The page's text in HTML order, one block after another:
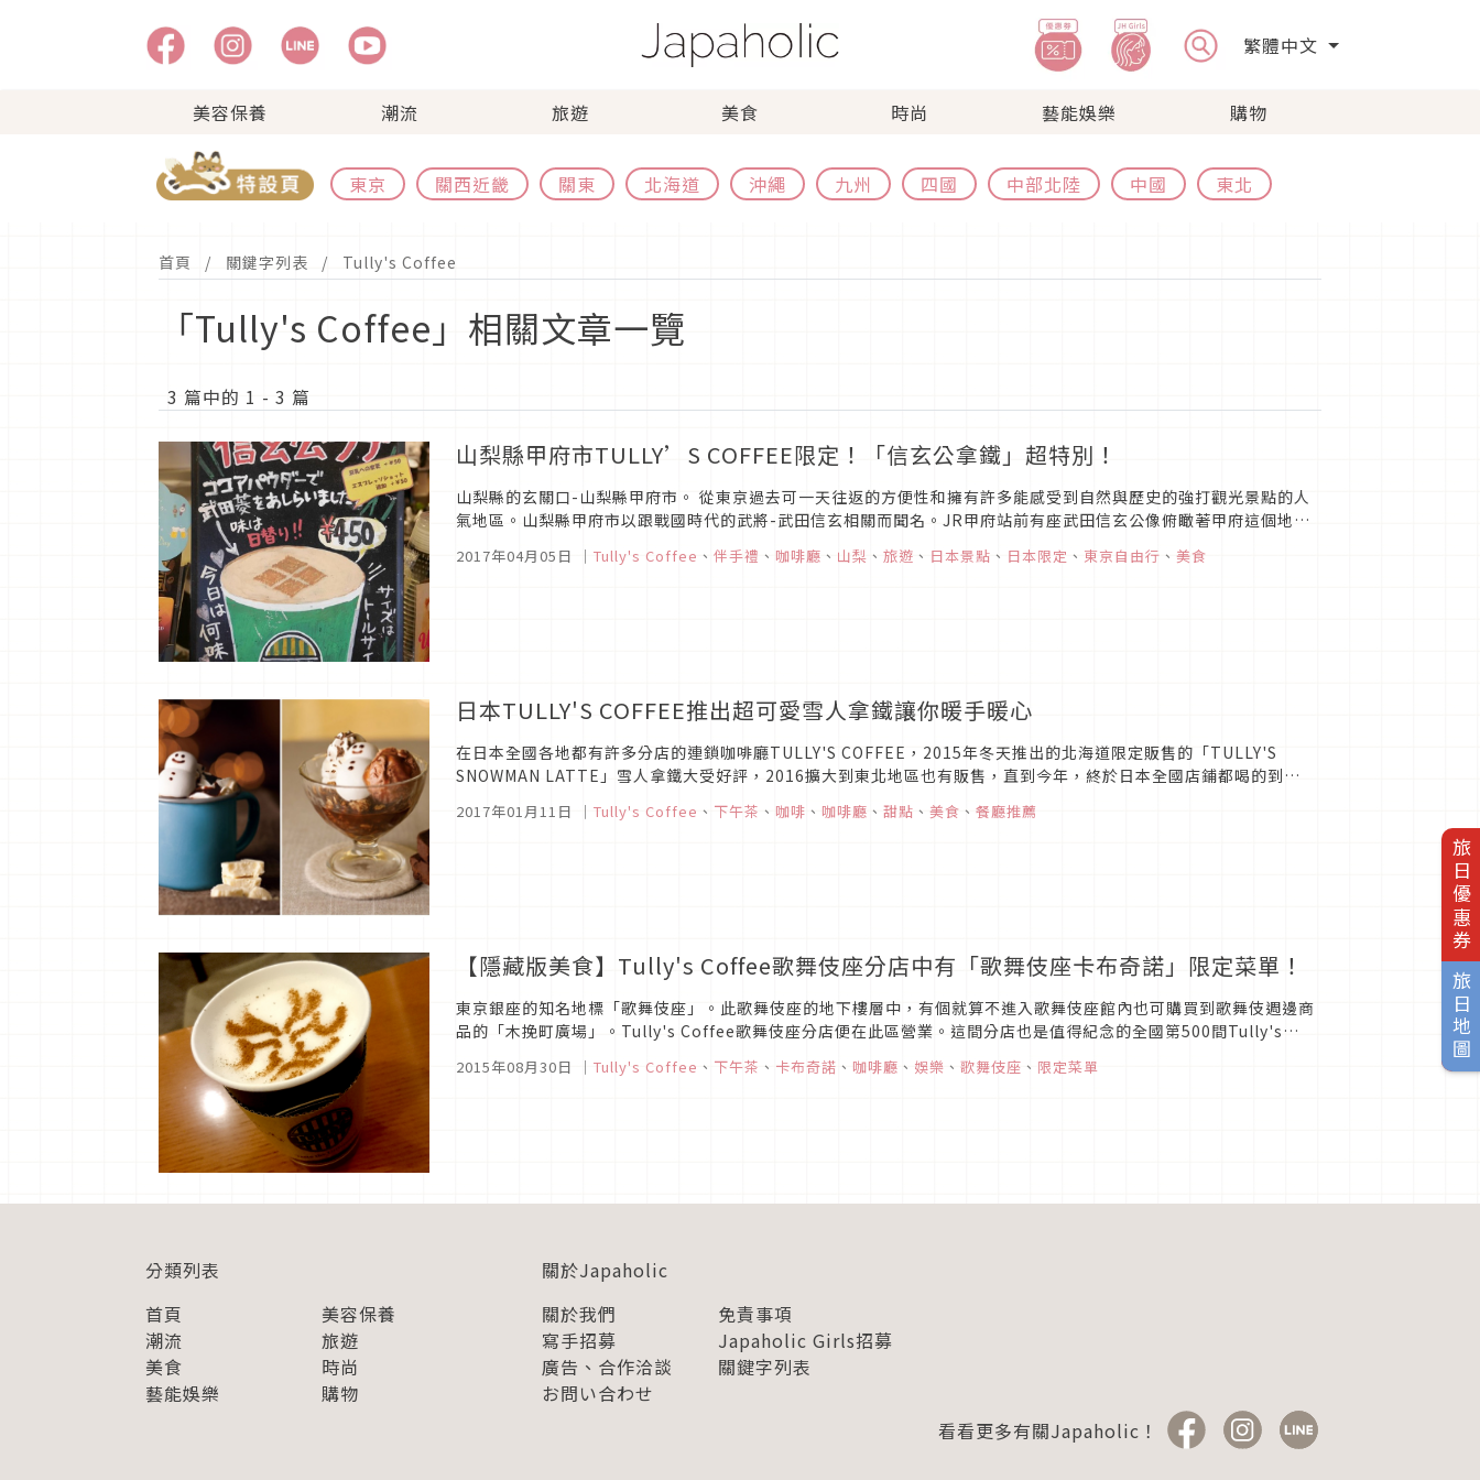
繁體中文
美容保養 潮流 旅遊 美食 時尚 藝能娛樂 購物
東京 關西近畿 關東 北海道 沖繩 九州 四國 中部北陸 中國 東北
旅日優惠券
旅日地圖
首頁 關鍵字列表 Tully's Coffee
「Tully's Coffee」相關文章一覽
3 篇中的 1 - 3 篇
山梨縣甲府市TULLY’S COFFEE限定！「信玄公拿鐵」超特別！
山梨縣的玄關口-山梨縣甲府市。 從東京過去可一天往返的方便性和擁有許多能感受到自然與歷史的強打觀光景點的人
氣地區。山梨縣甲府市以跟戰國時代的武將-武田信玄相關而聞名。JR甲府站前有座武田信玄公像俯瞰著甲府這個地
2017年04月05日 ｜ Tully's Coffee 、 伴手禮 、 咖啡廳 、 山梨 、 旅遊 、 日本景點 、 日本限定 、 東京自由行 、 美食
日本TULLY'S COFFEE推出超可愛雪人拿鐵讓你暖手暖心
在日本全國各地都有許多分店的連鎖咖啡廳TULLY'S COFFEE，2015年冬天推出的北海道限定販售的「TULLY'S
SNOWMAN LATTE」雪人拿鐵大受好評，2016擴大到東北地區也有販售，直到今年，終於日本全國店鋪都喝的到
啦！！！除了拿鐵外還新推出阿法奇朵可以享受冰淇淋的滋味。
2017年01月11日 ｜ Tully's Coffee 、 下午茶 、 咖啡 、 咖啡廳 、 甜點 、 美食 、 餐廳推薦
【隱藏版美食】Tully's Coffee歌舞伎座分店中有「歌舞伎座卡布奇諾」限定菜單！
東京銀座的知名地標「歌舞伎座」。此歌舞伎座的地下樓層中，有個就算不進入歌舞伎座館內也可購買到歌舞伎週邊商
品的「木挽町廣場」。Tully's Coffee歌舞伎座分店便在此區營業。這間分店也是值得紀念的全國第500間Tully's
Coffee分店。此店與其他分店不同，除了有與歌舞伎座相關的獨家餐點外...
2015年08月30日 ｜ Tully's Coffee 、 下午茶 、 卡布奇諾 、 咖啡廳 、 娛樂 、 歌舞伎座 、 限定菜單
分類列表
首頁
美容保養
潮流
旅遊
美食
時尚
藝能娛樂
購物
關於Japaholic
關於我們
免責事項
寫手招募
Japaholic Girls招募
廣告、合作洽談
關鍵字列表
お問い合わせ
看看更多有關Japaholic！